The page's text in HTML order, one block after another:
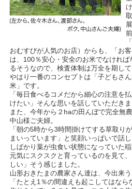
おむすびが人気のお店）からも、「お
は、100％安心・安全のお米でなけれ
るそうなので、検査体制は万全を期して
やはり一番のコンセプトは「子どもさ
米」です。
「毎日食べるコメだから細心の注意を
けたい」そんな思いを話していただきま
また、今年から２haの田んぼで完全無
中山様ご夫婦。
「朝の5時から3時間掛けてする草取り
まいっています」と笑顔いっぱいで話
しばかり葉が虫食い状態になっていた
元気にスクスクと育っているのを見て
しい」そう感じました。
山形おきたまの農家さん達は、今出来
「たとえ1％の間違えも起こしてはな